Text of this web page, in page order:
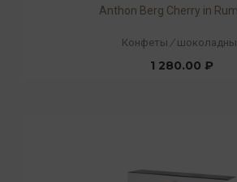
Anthon Berg Cherry in
Конфеты /
1 280.00 ₽